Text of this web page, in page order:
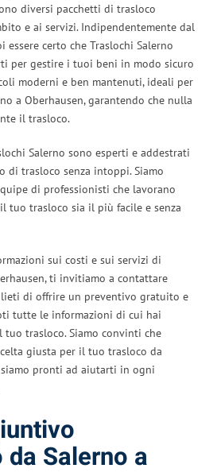
diversi pacchetti di trasloco
e ai servizi. Indipendentemente dal
essere certo che Traslochi Salerno
per gestire i tuoi beni in modo sicuro
moderni e ben mantenuti, ideali per
a Oberhausen, garantendo che nulla
il trasloco.
Salerno sono esperti e addestrati
di trasloco senza intoppi. Siamo
di professionisti che lavorano
tuo trasloco sia il più facile e senza
sui costi e sui servizi di
ti invitiamo a contattare
lieti di offrire un preventivo gratuito e
tutte le informazioni di cui hai
trasloco. Siamo convinti che
giusta per il tuo trasloco da
siamo pronti ad aiutarti in ogni
Salerno a